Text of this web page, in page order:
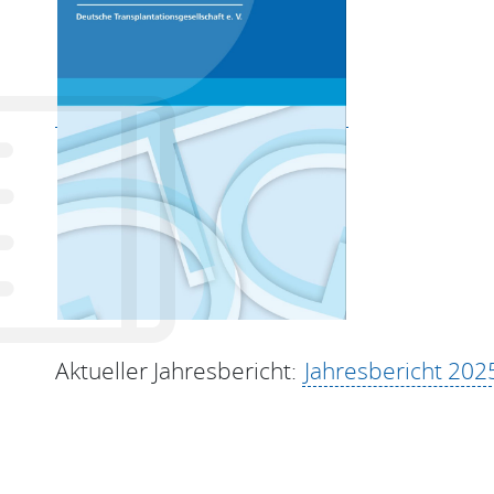
Aktueller Jahresbericht: Jahresbericht